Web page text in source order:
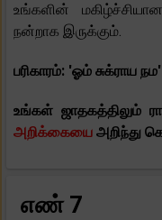
உங்களின்
நன்றாக இருக்கும்.
பரிகாரம்: 'ஓம் சுக்ராய
உங்கள் ஜாதகத்திலும்
அறிக்கையை அறிந்து
எண் 7